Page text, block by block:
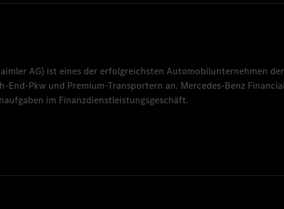
AG) ist eines der erfolgreichsten Automobilunternehmen
End-Pkw und Premium-Transportern an. Mercedes-Benz
im Finanzdienstleistungsgeschäft.